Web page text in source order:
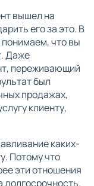
вышел на
его за это. В
что вы
Даже
переживающий
был
продажах,
клиенту,
каких-
Потому что
эти отношения